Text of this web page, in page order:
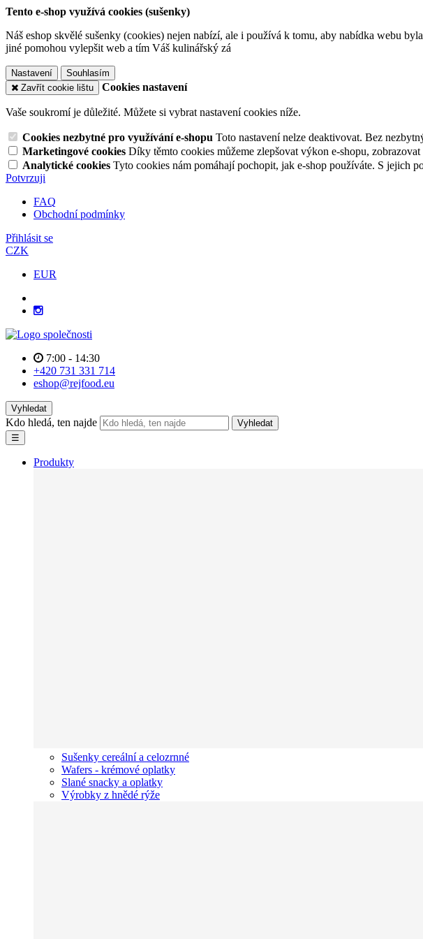
Tento e-shop využívá cookies (sušenky)
Náš eshop skvělé sušenky (cookies) nejen nabízí, ale i používá k tomu, aby nabídka webu
jiné pomohou vylepšit web a tím Váš kulinářský zá
Nastavení
Souhlasím
Zavřít cookie lištu
Cookies nastavení
Vaše soukromí je důležité. Můžete si vybrat nastavení cookies níže.
Cookies nezbytné pro využívání e-shopu Toto nastavení nelze deaktivovat. Bez
Marketingové cookies Díky těmto cookies můžeme zlepšovat výkon e-shopu,
Analytické cookies Tyto cookies nám pomáhají pochopit, jak e-shop používáte. S jejich
Potvrzuji
FAQ
Obchodní podmínky
Přihlásit se
CZK
EUR
7:00 - 14:30
+420 731 331 714
eshop@rejfood.eu
Vyhledat
Kdo hledá, ten najde
Vyhledat
☰
Produkty
Sušenky cereální a celozrnné
Wafers - krémové oplatky
Slané snacky a oplatky
Výrobky z hnědé rýže